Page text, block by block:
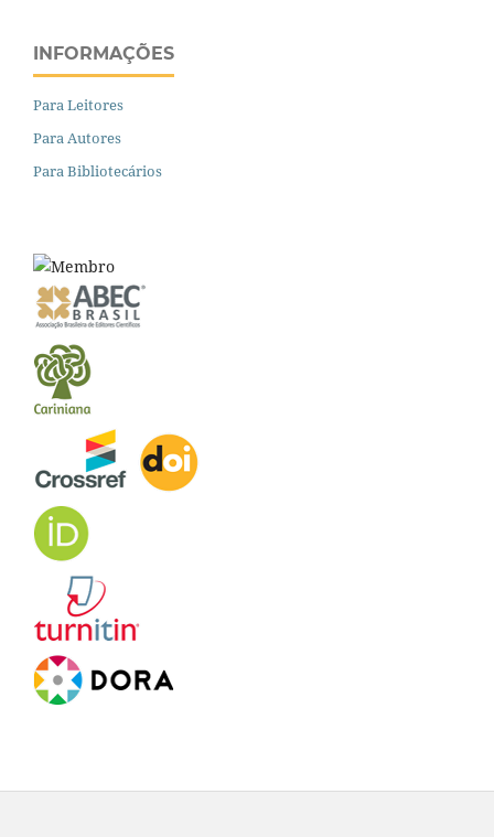
INFORMAÇÕES
Para Leitores
Para Autores
Para Bibliotecários